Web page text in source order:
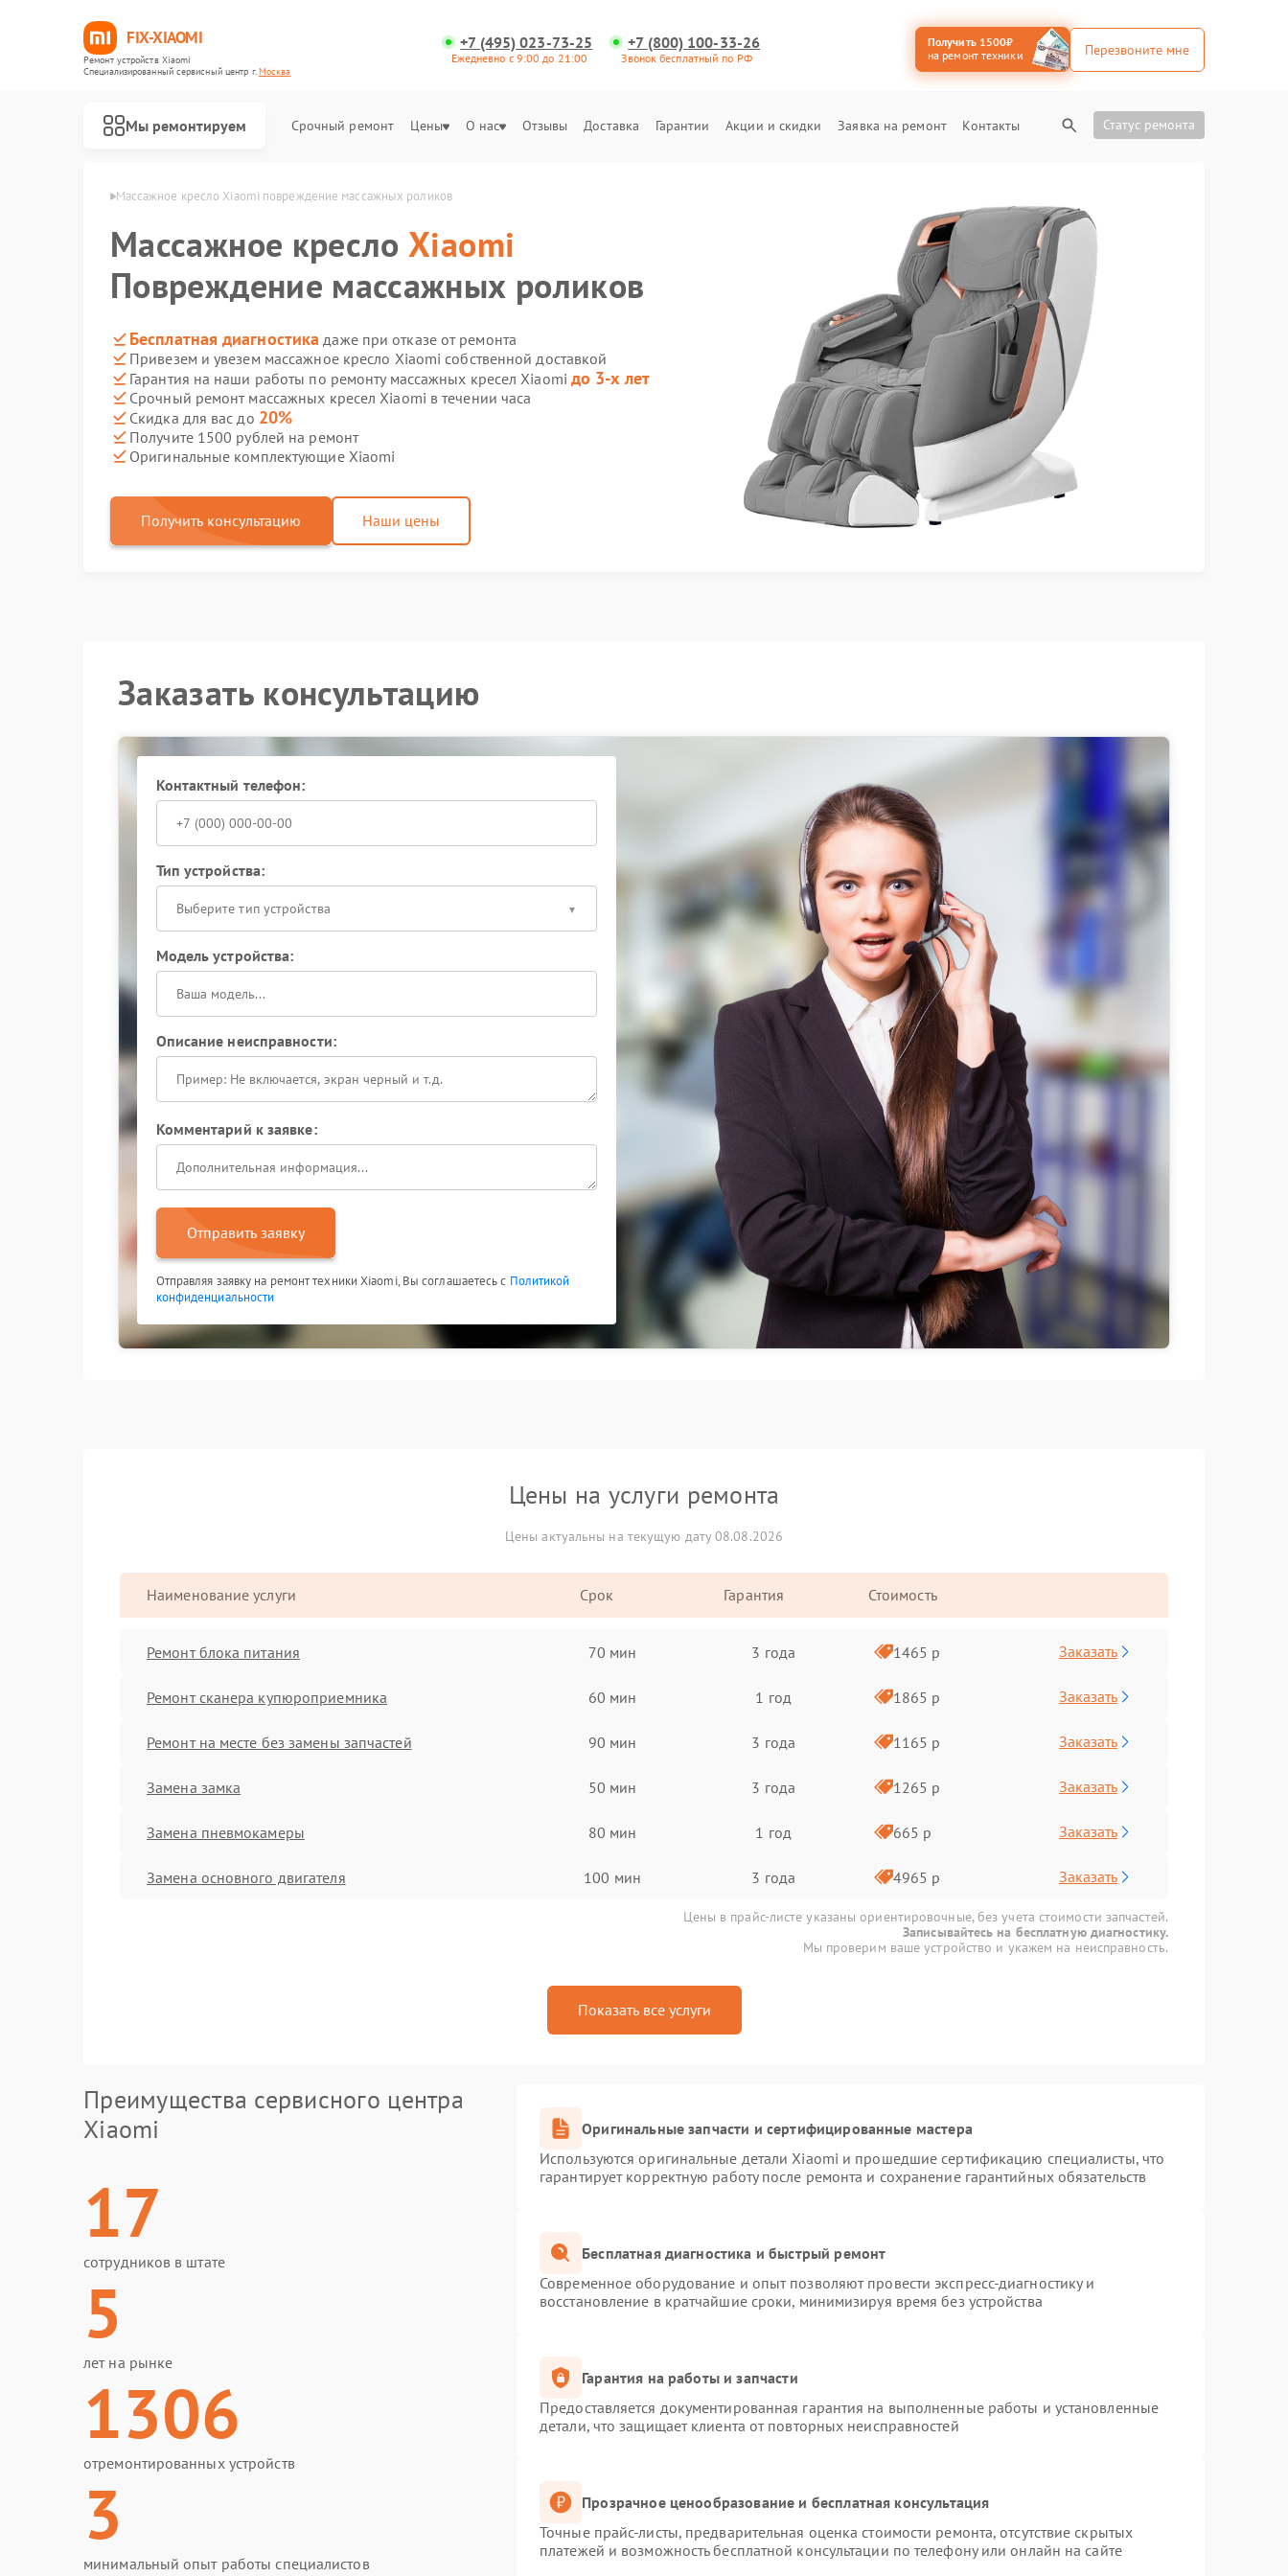
FIX-XIAOMI
Ремонт устройств Xiaomi
Специализированный cервисный центр г.Москва
+7 (495) 023-73-25
Ежедневно с 9:00 до 21:00
+7 (800) 100-33-26
Звонок бесплатный по РФ
Получить 1500₽
на ремонт техники
Перезвоните мне
Мы ремонтируем Срочный ремонт Цены О нас Отзывы Доставка Гарантии Акции и скидки Заявка на ремонт Контакты Статус ремонта
Массажное кресло Xiaomi повреждение массажных роликов
Массажное креслоXiaomi
Повреждение массажных роликов
Бесплатная диагностика даже при отказе от ремонта
Привезем и увезем массажное кресло Xiaomi собственной доставкой
Гарантия на наши работы по ремонту массажных кресел Xiaomi до 3-х лет
Срочный ремонт массажных кресел Xiaomi в течении часа
Скидка для вас до 20%
Получите 1500 рублей на ремонт
Оригинальные комплектующие Xiaomi
Получить консультацию Наши цены
Заказать консультацию
Контактный телефон:
Тип устройства:
Выберите тип устройства
Модель устройства:
Описание неисправности:
Комментарий к заявке:
Отправить заявку
Отправляя заявку на ремонт техники Xiaomi, Вы соглашаетесь с Политикой
конфиденциальности
Цены на услуги ремонта
Цены актуальны на текущую дату 08.08.2026
Наименование услуги Срок Гарантия Стоимость
Ремонт блока питания 70 мин 3 года 1465 р Заказать
Ремонт сканера купюроприемника 60 мин 1 год 1865 р Заказать
Ремонт на месте без замены запчастей 90 мин 3 года 1165 р Заказать
Замена замка 50 мин 3 года 1265 р Заказать
Замена пневмокамеры 80 мин 1 год 665 р Заказать
Замена основного двигателя 100 мин 3 года 4965 р Заказать
Цены в прайс-листе указаны ориентировочные, без учета стоимости запчастей.
Записывайтесь на бесплатную диагностику.
Мы проверим ваше устройство и укажем на неисправность.
Показать все услуги
Преимущества сервисного центра
Xiaomi
17
сотрудников в штате
5
лет на рынке
1306
отремонтированных устройств
3
минимальный опыт работы специалистов
Оригинальные запчасти и сертифицированные мастера
Используются оригинальные детали Xiaomi и прошедшие сертификацию специалисты, что
гарантирует корректную работу после ремонта и сохранение гарантийных обязательств
Бесплатная диагностика и быстрый ремонт
Современное оборудование и опыт позволяют провести экспресс-диагностику и
восстановление в кратчайшие сроки, минимизируя время без устройства
Гарантия на работы и запчасти
Предоставляется документированная гарантия на выполненные работы и установленные
детали, что защищает клиента от повторных неисправностей
Прозрачное ценообразование и бесплатная консультация
Точные прайс-листы, предварительная оценка стоимости ремонта, отсутствие скрытых
платежей и возможность бесплатной консультации по телефону или онлайн на сайте